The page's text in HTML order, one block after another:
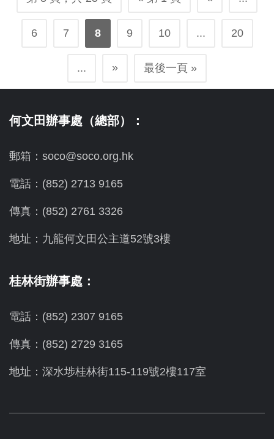
6 7 8 9 10 ... 20
... » 最後一頁 »
何文田辦事處（總部）：
郵箱：soco@soco.org.hk
電話：(852) 2713 9165
傳真：(852) 2761 3326
地址：九龍何文田公主道52號3樓
桂林街辦事處：
電話：(852) 2307 9165
傳真：(852) 2729 3165
地址：深水埗桂林街115-119號2樓117室